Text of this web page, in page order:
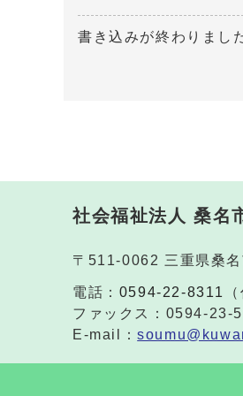
書き込みが終わりまし
社会福祉法人 桑名
〒511-0062 三重県桑
電話： 0594-22-8311
ファックス：0594-23-
E-mail：